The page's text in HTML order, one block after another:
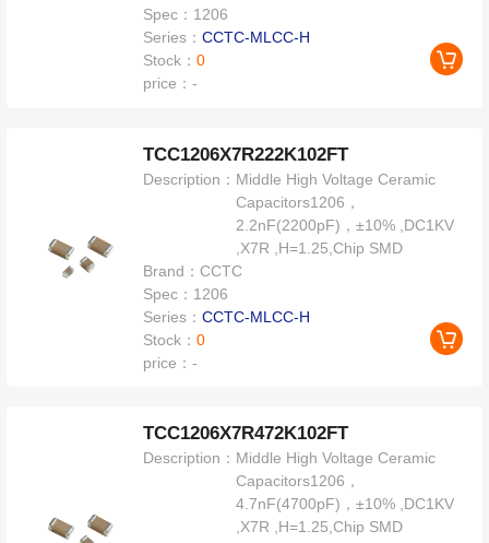
Spec： 1206
Series：CCTC-MLCC-H
Stock：0
price：-
TCC1206X7R222K102FT
Description： Middle High Voltage Ceramic
Capacitors1206，
2.2nF(2200pF)，±10% ,DC1KV
,X7R ,H=1.25,Chip SMD
Brand：CCTC
Spec： 1206
Series：CCTC-MLCC-H
Stock：0
price：-
TCC1206X7R472K102FT
Description： Middle High Voltage Ceramic
Capacitors1206，
4.7nF(4700pF)，±10% ,DC1KV
,X7R ,H=1.25,Chip SMD